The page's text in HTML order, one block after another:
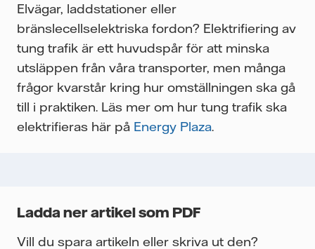
Elvägar, laddstationer eller
bränslecellselektriska fordon? Elektrifiering av
tung trafik är ett huvudspår för att minska
utsläppen från våra transporter, men många
frågor kvarstår kring hur omställningen ska gå
till i praktiken. Läs mer om hur tung trafik ska
elektrifieras här på Energy Plaza.
Ladda ner artikel som PDF
Vill du spara artikeln eller skriva ut den?